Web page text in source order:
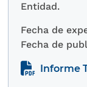
Entidad.
Fecha de
Fecha de
Informe